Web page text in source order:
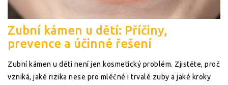
Zubní kámen u dětí: Příčiny,
prevence a účinné řešení
Zubní kámen u dětí není jen kosmetický problém. Zjistěte, proč
vzniká, jaké rizika nese pro mléčné i trvalé zuby a jaké kroky